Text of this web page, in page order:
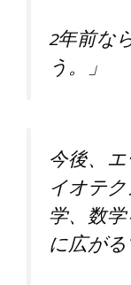
2年前な
う。」
今後、
イオテ
学、数
に広がる